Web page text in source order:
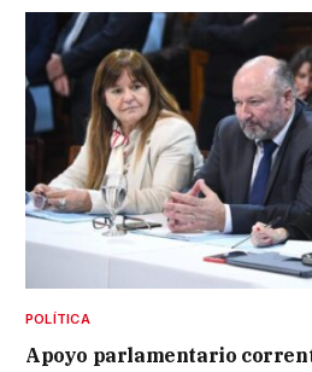
POLÍTICA
Apoyo parlamentario